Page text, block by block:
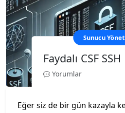
Sunucu
Faydalı CSF
Yorumlar
Eğer siz de bir gün kazayla